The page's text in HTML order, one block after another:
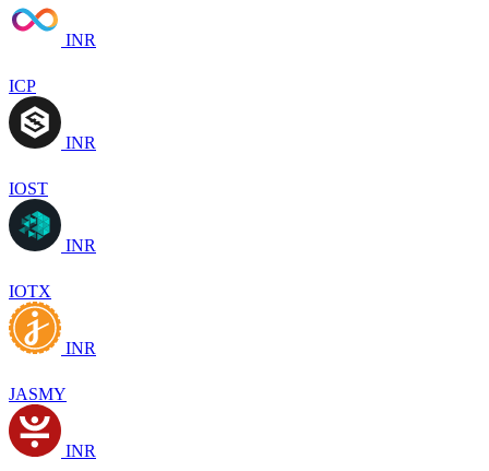
INR
ICP
INR
IOST
INR
IOTX
INR
JASMY
INR